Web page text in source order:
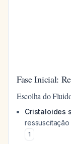
Fase Inicial:
Escolha do
Cristaloides
1